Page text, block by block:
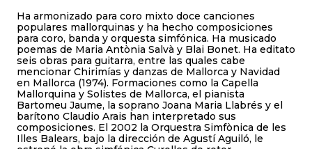
Ha armonizado para coro mixto doce canciones
populares mallorquinas y ha hecho composiciones
para coro, banda y orquesta simfónica. Ha musicado
poemas de Maria Antònia Salvà y Blai Bonet. Ha editato
seis obras para guitarra, entre las quales cabe
mencionar Chirimías y danzas de Mallorca y Navidad
en Mallorca (1974). Formaciones como la Capella
Mallorquina y Solistes de Mallorca, el pianista
Bartomeu Jaume, la soprano Joana Maria Llabrés y el
barítono Claudio Arais han interpretado sus
composiciones. El 2002 la Orquestra Simfònica de les
Illes Balears, bajo la dirección de Agustí Aguiló, le